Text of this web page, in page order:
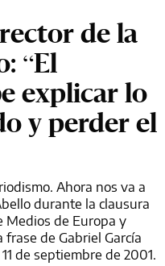
de la
“El
explicar lo
y perder el
Ahora nos va a
durante la clausura
Medios de Europa y
de Gabriel García
de septiembre de 2001.